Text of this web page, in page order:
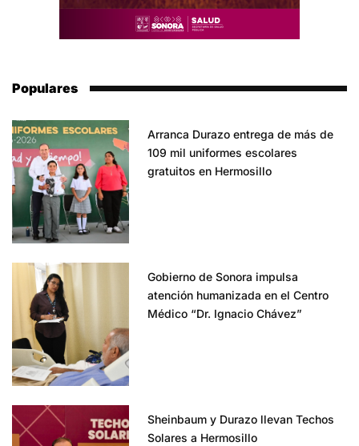
Populares
Arranca Durazo entrega de más de
109 mil uniformes escolares
gratuitos en Hermosillo
Gobierno de Sonora impulsa
atención humanizada en el Centro
Médico “Dr. Ignacio Chávez”
Sheinbaum y Durazo llevan Techos
Solares a Hermosillo